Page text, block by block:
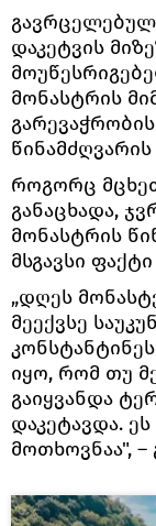
დაკეტვის
მონასტრის
როგორც
განაცხადა,
მონასტრის
მსგავსი
„დღეს
მეექვსე
იყო, რომ თუ
გაიყვანდა
დაკეტავდა.
მოთხოვნაა", –